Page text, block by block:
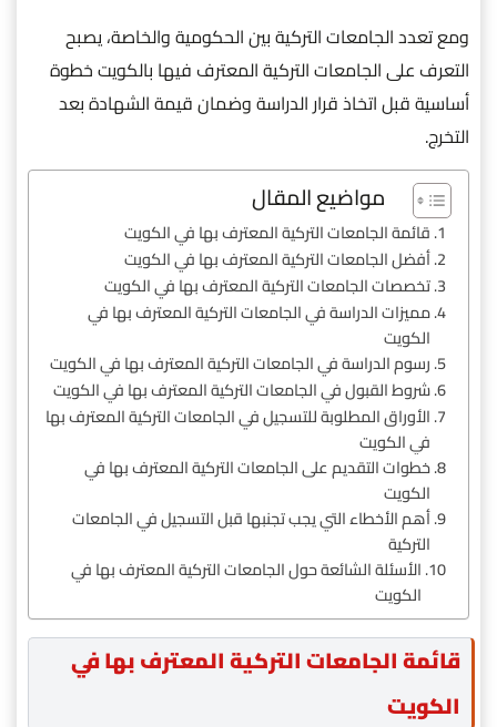
ومع تعدد الجامعات التركية بين الحكومية والخاصة، يصبح
التعرف على الجامعات التركية المعترف فيها بالكويت خطوة
أساسية قبل اتخاذ قرار الدراسة وضمان قيمة الشهادة بعد
التخرج.
مواضيع المقال
قائمة الجامعات التركية المعترف بها في الكويت
أفضل الجامعات التركية المعترف بها في الكويت
تخصصات الجامعات التركية المعترف بها في الكويت
مميزات الدراسة في الجامعات التركية المعترف بها في
الكويت
رسوم الدراسة في الجامعات التركية المعترف بها في الكويت
شروط القبول في الجامعات التركية المعترف بها في الكويت
الأوراق المطلوبة للتسجيل في الجامعات التركية المعترف بها
في الكويت
خطوات التقديم على الجامعات التركية المعترف بها في
الكويت
أهم الأخطاء التي يجب تجنبها قبل التسجيل في الجامعات
التركية
الأسئلة الشائعة حول الجامعات التركية المعترف بها في
الكويت
قائمة الجامعات التركية المعترف بها في
الكويت